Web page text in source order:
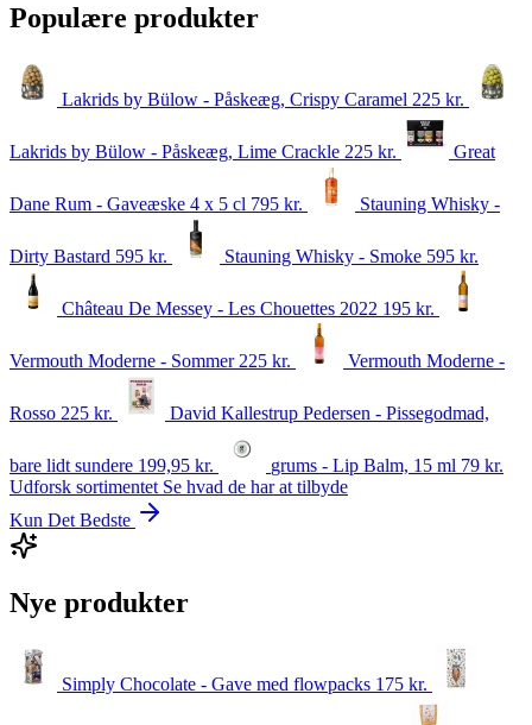
Populære produkter
Lakrids by Bülow - Påskeæg, Crispy Caramel 225 kr.
Lakrids by Bülow - Påskeæg, Lime Crackle 225 kr. Great
Dane Rum - Gaveæske 4 x 5 cl 795 kr. Stauning Whisky -
Dirty Bastard 595 kr. Stauning Whisky - Smoke 595 kr.
Château De Messey - Les Chouettes 2022 195 kr.
Vermouth Moderne - Sommer 225 kr. Vermouth Moderne -
Rosso 225 kr. David Kallestrup Pedersen - Pissegodmad,
bare lidt sundere 199,95 kr. grums - Lip Balm, 15 ml 79 kr.
Udforsk sortimentet Se hvad de har at tilbyde
Kun Det Bedste
Nye produkter
Simply Chocolate - Gave med flowpacks 175 kr.